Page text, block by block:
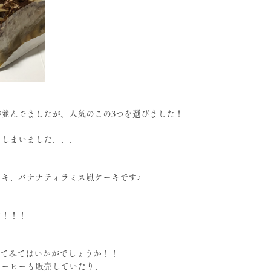
んでましたが、人気のこの3つを選びました！
まいました、、、
、バナナティラミス風ケーキです♪
！！
みてはいかがでしょうか！！
ヒーも販売していたり、